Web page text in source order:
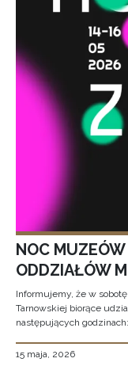
NOC
ODDZIAŁÓW
Informujemy, że w
Tarnowskiej biorące
następujących godzinach:
15 maja, 2026